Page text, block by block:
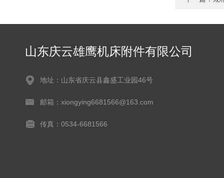
山东庆云雄鹰机床附件有限公司
地址：山东省庆云县鑫盛工业园46号
邮箱：xiongying6681566@163.com
传真：0534-6681566